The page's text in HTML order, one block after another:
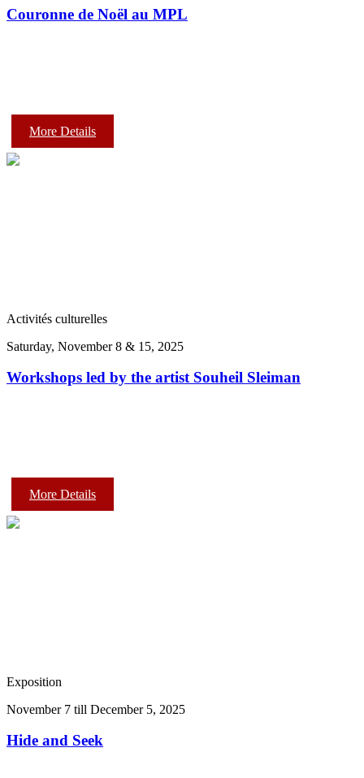
Couronne de Noël au MPL
More Details
Activités culturelles
Saturday, November 8 & 15, 2025
Workshops led by the artist Souheil Sleiman
More Details
Exposition
November 7 till December 5, 2025
Hide and Seek